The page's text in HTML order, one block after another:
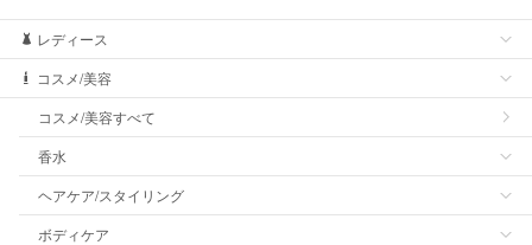
レディース
コスメ/美容
コスメ/美容すべて
香水
ヘアケア/スタイリング
ボディケア